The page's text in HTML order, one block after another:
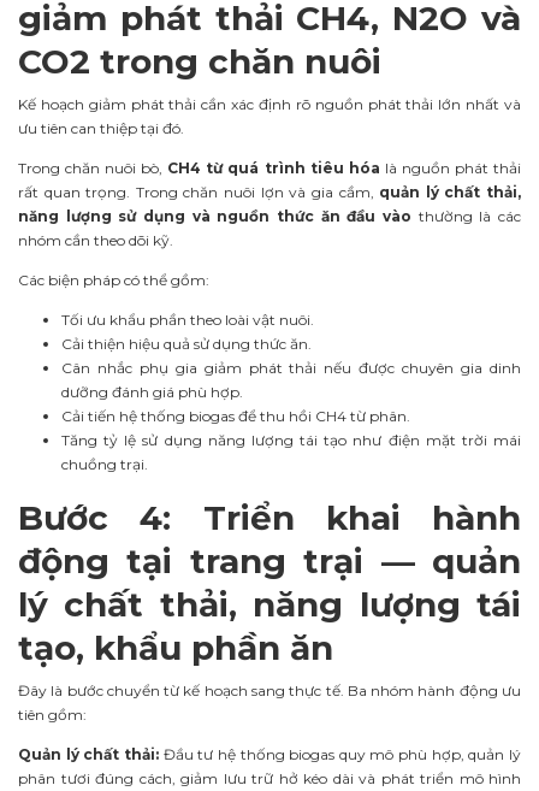
giảm phát thải CH4, N2O và
CO2 trong chăn nuôi
Kế hoạch giảm phát thải cần xác định rõ nguồn phát thải lớn nhất và
ưu tiên can thiệp tại đó.
Trong chăn nuôi bò, CH4 từ quá trình tiêu hóa là nguồn phát thải
rất quan trọng. Trong chăn nuôi lợn và gia cầm, quản lý chất thải,
năng lượng sử dụng và nguồn thức ăn đầu vào thường là các
nhóm cần theo dõi kỹ.
Các biện pháp có thể gồm:
Tối ưu khẩu phần theo loài vật nuôi.
Cải thiện hiệu quả sử dụng thức ăn.
Cân nhắc phụ gia giảm phát thải nếu được chuyên gia dinh
dưỡng đánh giá phù hợp.
Cải tiến hệ thống biogas để thu hồi CH4 từ phân.
Tăng tỷ lệ sử dụng năng lượng tái tạo như điện mặt trời mái
chuồng trại.
Bước 4: Triển khai hành
động tại trang trại — quản
lý chất thải, năng lượng tái
tạo, khẩu phần ăn
Đây là bước chuyển từ kế hoạch sang thực tế. Ba nhóm hành động ưu
tiên gồm:
Quản lý chất thải:Đầu tư hệ thống biogas quy mô phù hợp, quản lý
phân tươi đúng cách, giảm lưu trữ hở kéo dài và phát triển mô hình